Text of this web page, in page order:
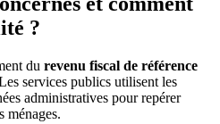
?
du revenu fiscal de référence
services publics utilisent les
administratives pour repérer
ménages.